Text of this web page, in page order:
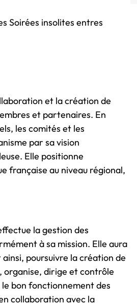
Soirées insolites entres
et la création de
et partenaires. En
les comités et les
par sa vision
Elle positionne
française au niveau régional,
la gestion des
à sa mission. Elle aura
poursuivre la création de
organise, dirige et contrôle
le bon fonctionnement des
collaboration avec la